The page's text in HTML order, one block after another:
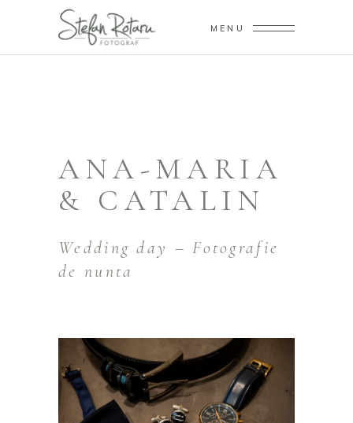
MENU
ANA-MARIA
& CATALIN
Wedding day – Fotografie
de nunta